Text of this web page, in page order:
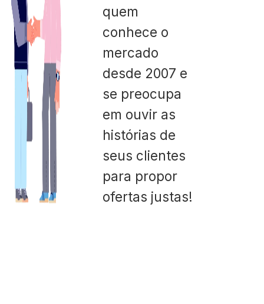
quem
conhece o
mercado
desde 2007 e
se preocupa
em ouvir as
histórias de
seus clientes
para propor
ofertas justas!